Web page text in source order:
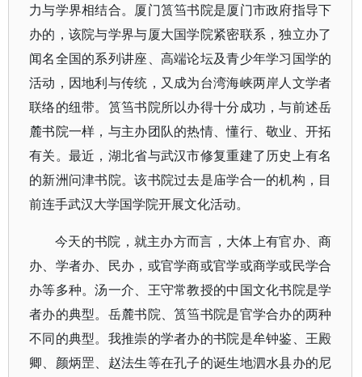
力与学界相结合。厦门筼筜书院是厦门市政府指导下
办的，该院与学界与厦大国学院紧密联系，独立办了
闻名全国的系列讲座、高端论坛及青少年学习国学的
活动，因地利与传统，又成为台湾海峡两岸人文学者
联络的纽带。筼筜书院所以办得十分成功，与前述岳
麓书院一样，与主办团队的热情、懂行、敬业、开拓
有关。最近，湖北省与武汉市修复重建了历史上有名
的新洲问津书院。该书院过去是庙学合一的机构，目
前连手武汉大学国学院开展文化活动。
今天的书院，就主办方而言，大体上有官办、商
办、学者办、民办，或官学商或官学或商学或民学合
办等多种。汤一介、王守常教授的中国文化书院是学
者办的典型。岳麓书院、筼筜书院是官学合办的两种
不同的典型。我推崇的学者办的书院是牟钟鉴、王殿
卿、颜炳罡、赵法生等在孔子的诞生地泗水县办的尼